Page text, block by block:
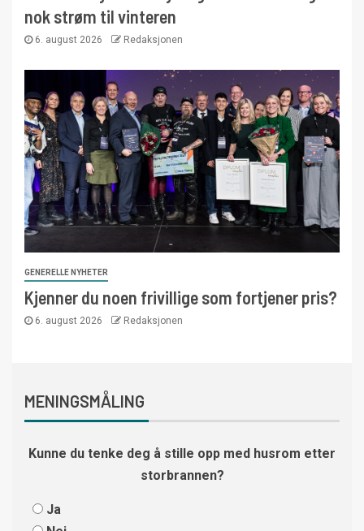
nok strøm til vinteren
6. august 2026 Redaksjonen
GENERELLE NYHETER
Kjenner du noen frivillige som fortjener pris?
6. august 2026 Redaksjonen
MENINGSMÅLING
Kunne du tenke deg å stille opp med husrom etter
storbrannen?
Ja